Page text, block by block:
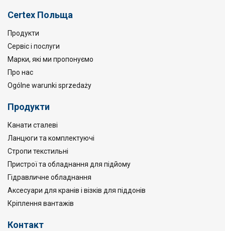
Certex Польща
Продукти
Сервіс і послуги
Марки, які ми пропонуємо
Про нас
Ogólne warunki sprzedaży
Продукти
Канати сталеві
Ланцюги та комплектуючі
Стропи текстильні
Пристрої та обладнання для підйому
Гідравличне обладнання
Аксесуари для кранів і візків для піддонів
Кріплення вантажів
Контакт